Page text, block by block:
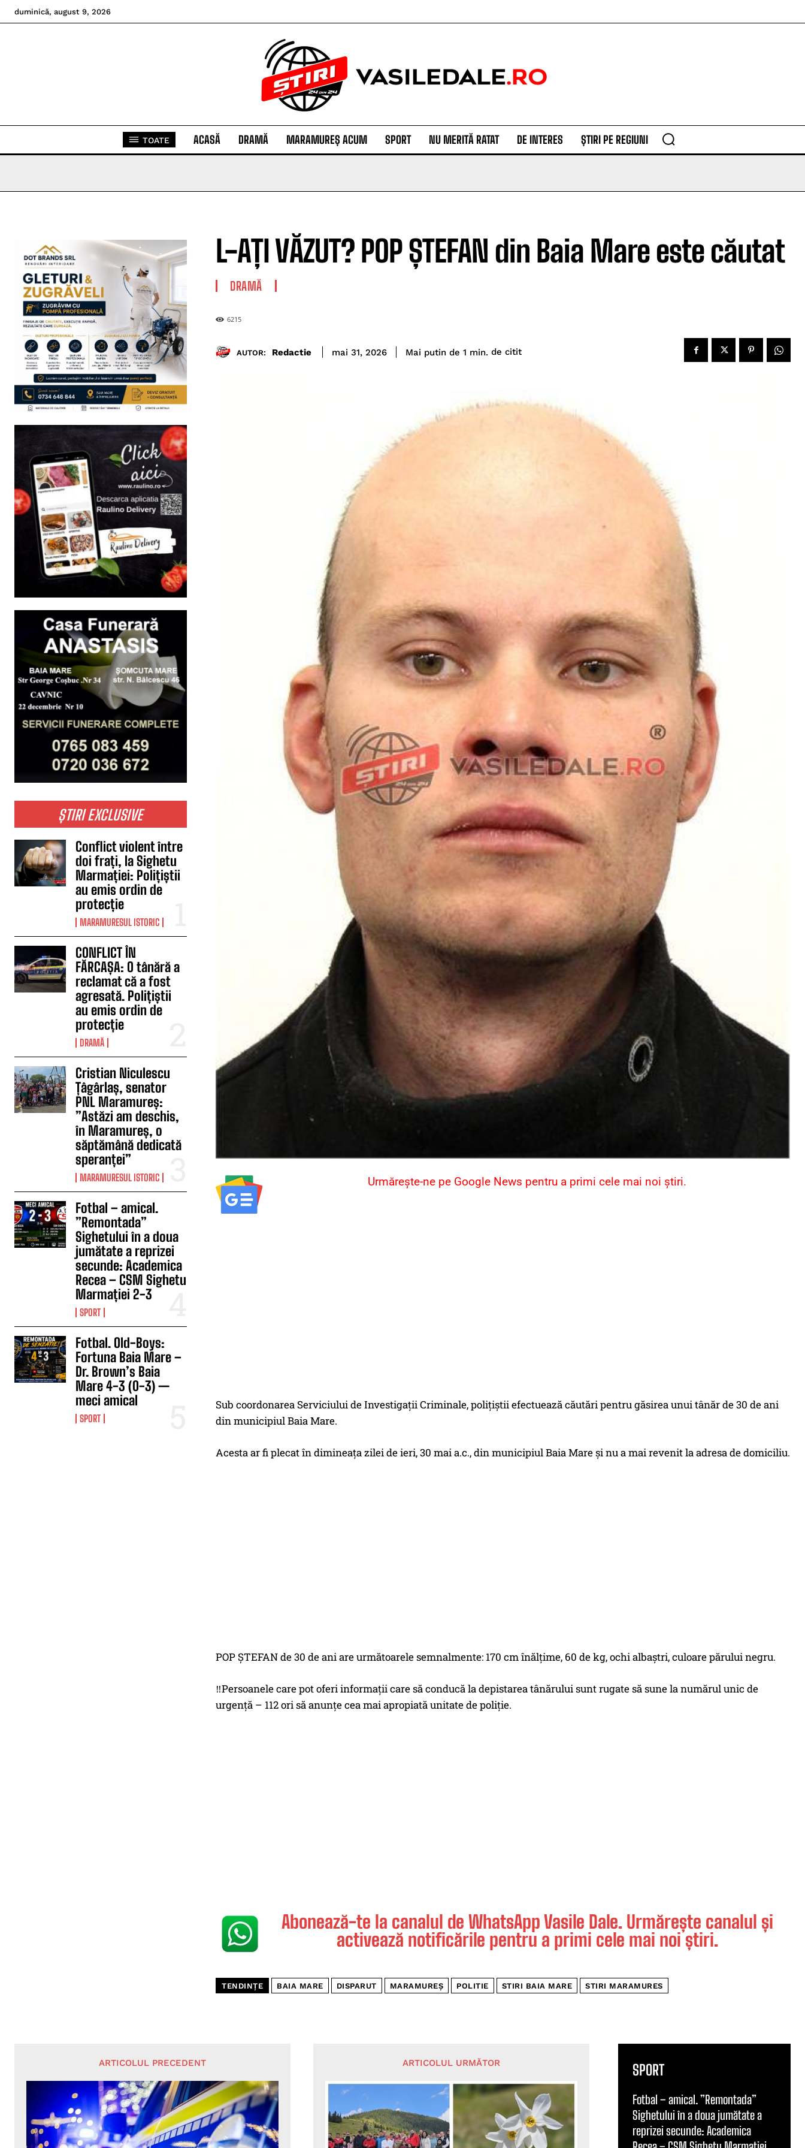
duminică, august 9, 2026
TOATE ACASĂ DRAMĂ MARAMUREȘ ACUM SPORT NU MERITĂ RATAT DE INTERES ȘTIRI PE REGIUNI
ȘTIRI EXCLUSIVE
Conflict violent între
doi frați, la Sighetu
Marmației: Polițiștii
au emis ordin de
protecție
MARAMURESUL ISTORIC
CONFLICT ÎN
FĂRCAȘA: O tânără a
reclamat că a fost
agresată. Polițiștii
au emis ordin de
protecție
DRAMĂ
Cristian Niculescu
Țâgârlaș, senator
PNL Maramureș:
”Astăzi am deschis,
în Maramureș, o
săptămână dedicată
speranței”
MARAMURESUL ISTORIC
Fotbal – amical.
”Remontada”
Sighetului în a doua
jumătate a reprizei
secunde: Academica
Recea – CSM Sighetu
Marmației 2-3
SPORT
Fotbal. Old-Boys:
Fortuna Baia Mare –
Dr. Brown’s Baia
Mare 4-3 (0-3) —
meci amical
SPORT
L-AȚI VĂZUT? POP ȘTEFAN din Baia Mare este căutat
DRAMĂ
6215
AUTOR: Redactie mai 31, 2026 Mai putin de 1 min. de citit
Urmărește-ne pe Google News pentru a primi cele mai noi știri.
Sub coordonarea Serviciului de Investigații Criminale, polițiștii efectuează căutări pentru găsirea unui tânăr de 30 de ani
din municipiul Baia Mare.
Acesta ar fi plecat în dimineața zilei de ieri, 30 mai a.c., din municipiul Baia Mare și nu a mai revenit la adresa de domiciliu.
POP ȘTEFAN de 30 de ani are următoarele semnalmente: 170 cm înălțime, 60 de kg, ochi albaștri, culoare părului negru.
‼️Persoanele care pot oferi informații care să conducă la depistarea tânărului sunt rugate să sune la numărul unic de
urgență – 112 ori să anunțe cea mai apropiată unitate de poliție.
Abonează-te la canalul de WhatsApp Vasile Dale. Urmărește canalul și
activează notificările pentru a primi cele mai noi știri.
TENDINȚE BAIA MARE DISPARUT MARAMUREȘ POLITIE STIRI BAIA MARE STIRI MARAMURES
ARTICOLUL PRECEDENT ARTICOLUL URMĂTOR SPORT
Fotbal – amical. ”Remontada”
Sighetului în a doua jumătate a
reprizei secunde: Academica